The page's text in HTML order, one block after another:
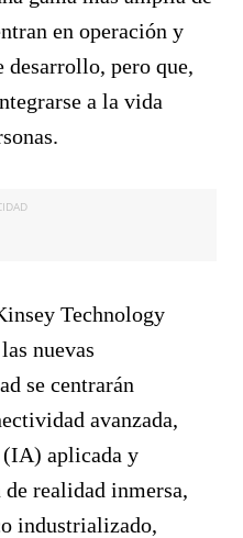
en operación y
desarrollo, pero que,
a la vida
Technology
nuevas
se centrarán
avanzada,
aplicada y
realidad inmersa,
industrializado,